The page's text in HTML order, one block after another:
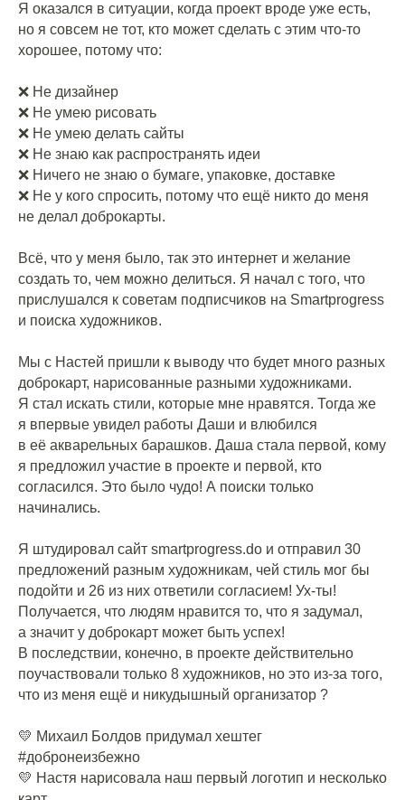
Я оказался в ситуации, когда проект вроде уже есть,
но я совсем не тот, кто может сделать с этим что-то
хорошее, потому что:
❌ Не дизайнер
❌ Не умею рисовать
❌ Не умею делать сайты
❌ Не знаю как распространять идеи
❌ Ничего не знаю о бумаге, упаковке, доставке
❌ Не у кого спросить, потому что ещё никто до меня
не делал доброкарты.
Всё, что у меня было, так это интернет и желание
создать то, чем можно делиться. Я начал с того, что
прислушался к советам подписчиков на Smartprogress
и поиска художников.
Мы с Настей пришли к выводу что будет много разных
доброкарт, нарисованные разными художниками.
Я стал искать стили, которые мне нравятся. Тогда же
я впервые увидел работы Даши и влюбился
в её акварельных барашков. Даша стала первой, кому
я предложил участие в проекте и первой, кто
согласился. Это было чудо! А поиски только
начинались.
Я штудировал сайт smartprogress.do и отправил 30
предложений разным художникам, чей стиль мог бы
подойти и 26 из них ответили согласием! Ух-ты!
Получается, что людям нравится то, что я задумал,
а значит у доброкарт может быть успех!
В последствии, конечно, в проекте действительно
поучаствовали только 8 художников, но это из-за того,
что из меня ещё и никудышный организатор ?
💛 Михаил Болдов придумал хештег
#добронеизбежно
💛 Настя нарисовала наш первый логотип и несколько